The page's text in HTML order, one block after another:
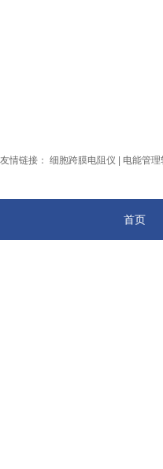
友情链接： 细胞跨膜电阻仪 电能管理
首页